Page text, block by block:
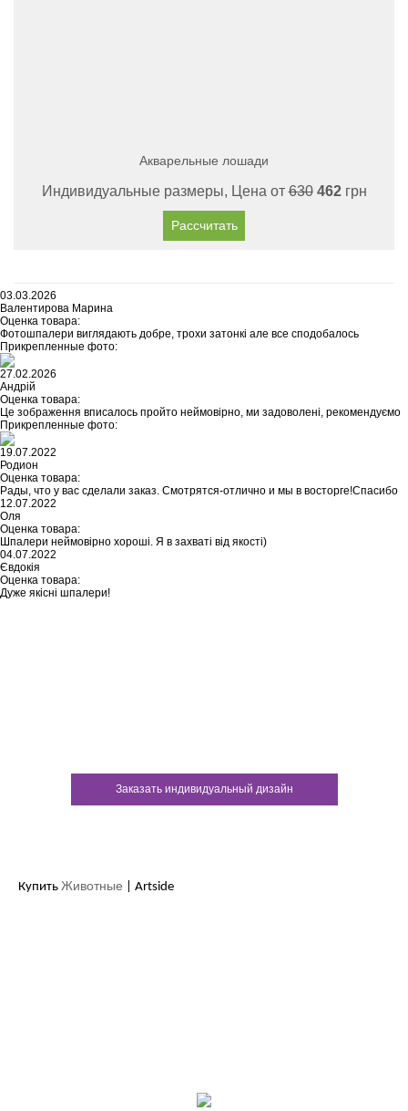
Акварельные лошади
Индивидуальные размеры, Цена от630 462грн
Рассчитать
03.03.2026
Валентирова Марина
Оценка товара:
Фотошпалери виглядають добре, трохи затонкі але все сподобалось
Прикрепленные фото:
27.02.2026
Андрій
Оценка товара:
Це зображення вписалось пройто неймовірно, ми задоволені, рекомендуємо
Прикрепленные фото:
19.07.2022
Родион
Оценка товара:
Рады, что у вас сделали заказ. Смотрятся-отлично и мы в восторге!Спасибо
12.07.2022
Оля
Оценка товара:
Шпалери неймовірно хороші. Я в захваті від якості)
04.07.2022
Євдокія
Оценка товара:
Дуже якісні шпалери!
Заказать индивидуальный дизайн
Купить Животные | Artside